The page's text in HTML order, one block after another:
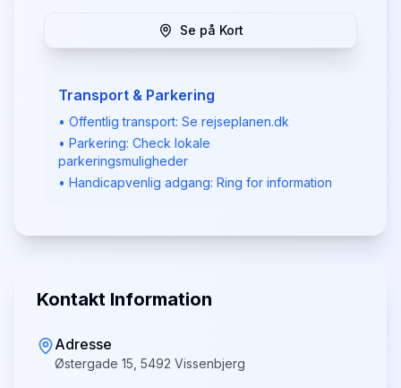
Se på Kort
Transport & Parkering
• Offentlig transport: Se rejseplanen.dk
• Parkering: Check lokale
parkeringsmuligheder
• Handicapvenlig adgang: Ring for information
Kontakt Information
Adresse
Østergade 15, 5492 Vissenbjerg